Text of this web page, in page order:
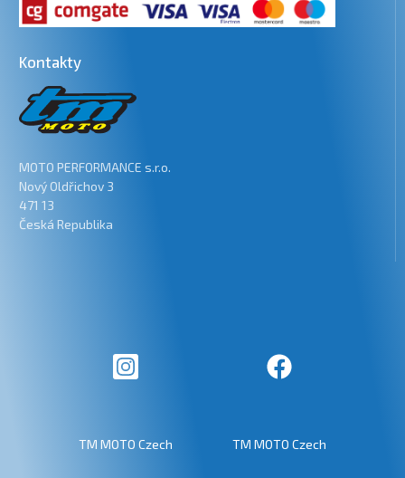
Kontakty
MOTO PERFORMANCE s.r.o.
Nový Oldřichov 3
471 13
Česká Republika
TM MOTO Czech TM MOTO Czech